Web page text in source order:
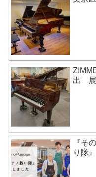
出 展
『そ
り隊